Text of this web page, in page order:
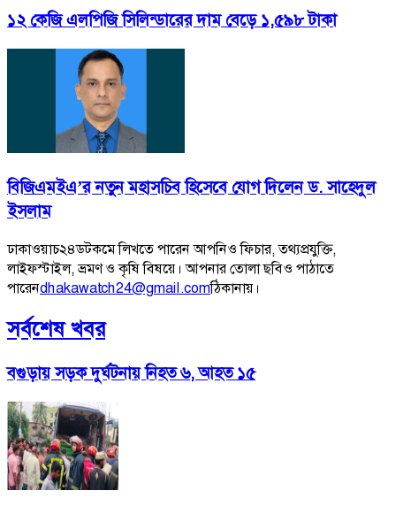
১২ কেজি এলপিজি সিলিন্ডারের দাম বেড়ে ১,৫৯৮ টাকা
বিজিএমইএ’র নতুন মহাসচিব হিসেবে যোগ দিলেন ড. সাহেদুল
ইসলাম
ঢাকাওয়াচ২৪ডটকমে লিখতে পারেন আপনিও ফিচার, তথ্যপ্রযুক্তি,
লাইফস্টাইল, ভ্রমণ ও কৃষি বিষয়ে। আপনার তোলা ছবিও পাঠাতে
পারেনdhakawatch24@gmail.comঠিকানায়।
সর্বশেষ খবর
বগুড়ায় সড়ক দুর্ঘটনায় নিহত ৬, আহত ১৫